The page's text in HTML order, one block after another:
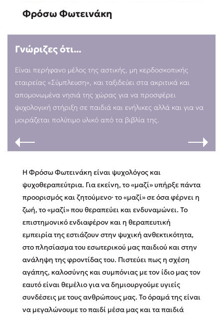
Στέφανος Ξενάκης
Το λεξικό της ζωής σου
Κώστας Κρομμύδας
Το λιμάνι μου είσαι εσύ
Ιωάννης Γλωσσόπουλος
Ένας γίγαντας στο σχολείο
Φρόσω Φωτεινάκη
Η Φρόσω Φωτεινάκη είναι ψυχολόγος και
ψυχοθεραπεύτρια. Για εκείνη, το «μαζί» υπήρξε πάντα
προορισμός και ζητούμενο· το «μαζί» σε όσα φέρνει η
ζωή, το «μαζί» που θεραπεύει και ενδυναμώνει. Το
επιστημονικό ενδιαφέρον και η θεραπευτική
εμπειρία της εστιάζουν στην ψυχική ανθεκτικότητα,
στο πλησίασμα του εσωτερικού μας παιδιού και στην
ανάληψη της φροντίδας του. Πιστεύει πως η σχέση
αγάπης, καλοσύνης και συμπόνιας με τον ίδιο μας τον
εαυτό είναι θεμέλιο για να δημιουργούμε υγιείς
συνδέσεις με τους ανθρώπους μας. Το όραμά της είναι
να μεγαλώνουμε το παιδί μέσα μας και τα παιδιά
Γνώριζες ότι...
Είναι περήφανο μέλος της αστικής, μη κερδοσκοπικής
εταιρείας «Σύμπλευση», και ταξιδεύει στα ακριτικά και
απομονωμένα νησιά της χώρας για να προσφέρει
ψυχολογική στήριξη σε παιδιά και ενήλικες αλλά και για να
μοιράζεται πολύτιμο υλικό από τα βιβλία της.